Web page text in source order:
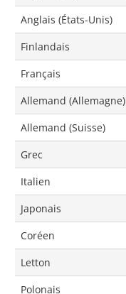
Anglais (États-Unis)
Finlandais
Français
Allemand (Allemagne)
Allemand (Suisse)
Grec
Italien
Japonais
Coréen
Letton
Polonais